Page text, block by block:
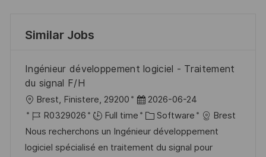
Similar Jobs
Ingénieur développement logiciel - Traitement
du signal F/H
L
o
c
a
Brest, Finistere, 29200
P
o
s
t
2026-06-24
J
o
b
R0329026 Full time
C
a
t
Software
Brest
Nous recherchons un Ingénieur développement
logiciel spécialisé en traitement du signal pour